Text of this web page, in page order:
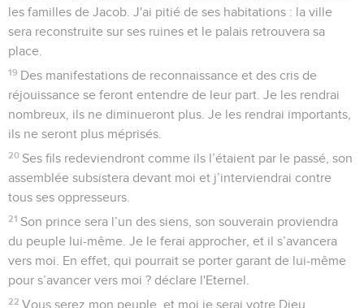
les familles de Jacob. J'ai pitié de ses habitations : la ville
sera reconstruite sur ses ruines et le palais retrouvera sa
place.
19 Des manifestations de reconnaissance et des cris de
réjouissance se feront entendre de leur part. Je les rendrai
nombreux, ils ne diminueront plus. Je les rendrai importants,
ils ne seront plus méprisés.
20 Ses fils redeviendront comme ils l’étaient par le passé, son
assemblée subsistera devant moi et j’interviendrai contre
tous ses oppresseurs.
21 Son prince sera l’un des siens, son souverain proviendra
du peuple lui-même. Je le ferai approcher, et il s’avancera
vers moi. En effet, qui pourrait se porter garant de lui-même
pour s’avancer vers moi ? déclare l'Eternel.
22 Vous serez mon peuple, et moi je serai votre Dieu.